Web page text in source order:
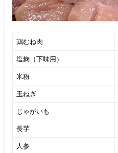
鶏むね肉
塩麹（下味用）
米粉
玉ねぎ
じゃがいも
長芋
人参